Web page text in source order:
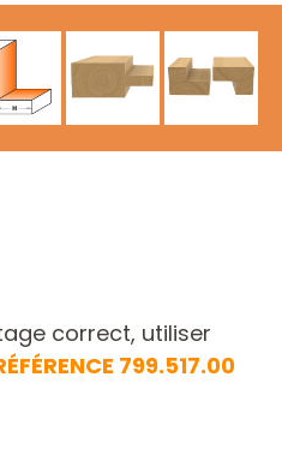
correct, utiliser
799.517.00